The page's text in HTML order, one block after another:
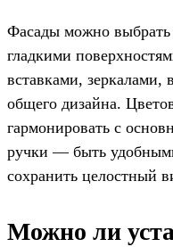
Фасады можно
гладкими
вставками,
общего дизайна.
гармонировать с
ручки — быть
сохранить целостный
Можно ли